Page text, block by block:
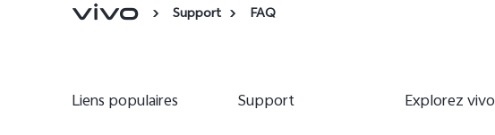
Support FAQ
Liens populaires Support Explorez vivo